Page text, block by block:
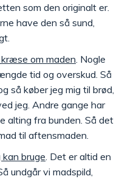
som den originalt er.
have den så sund,
om maden. Nogle
tid og overskud. Så
så køber jeg mig til brød,
jeg. Andre gange har
alting fra bunden. Så det
til aftensmaden.
bruge. Det er altid en
undgår vi madspild,